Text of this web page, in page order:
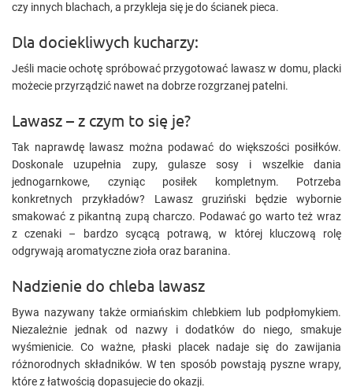
czy innych blachach, a przykleja się je do ścianek pieca.
Dla dociekliwych kucharzy:
Jeśli macie ochotę spróbować przygotować lawasz w domu, placki
możecie przyrządzić nawet na dobrze rozgrzanej patelni.
Lawasz – z czym to się je?
Tak naprawdę lawasz można podawać do większości posiłków.
Doskonale uzupełnia zupy, gulasze sosy i wszelkie dania
jednogarnkowe, czyniąc posiłek kompletnym. Potrzeba
konkretnych przykładów? Lawasz gruziński będzie wybornie
smakować z pikantną zupą charczo. Podawać go warto też wraz
z czenaki – bardzo sycącą potrawą, w której kluczową rolę
odgrywają aromatyczne zioła oraz baranina.
Nadzienie do chleba lawasz
Bywa nazywany także ormiańskim chlebkiem lub podpłomykiem.
Niezależnie jednak od nazwy i dodatków do niego, smakuje
wyśmienicie. Co ważne, płaski placek nadaje się do zawijania
różnorodnych składników. W ten sposób powstają pyszne wrapy,
które z łatwością dopasujecie do okazji.